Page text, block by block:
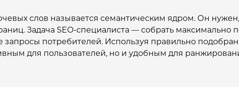
слов называется семантическим ядром. Он нужен,
Задача SEO-специалиста — собрать максимально
потребителей. Используя правильно
для пользователей, но и удобным для